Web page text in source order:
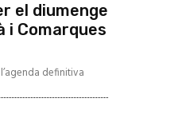
el diumenge
i Comarques
definitiva